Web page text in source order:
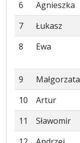
6
Agnieszka
7
Łukasz
8
Ewa
9
Małgorzata
10
Artur
11
Sławomir